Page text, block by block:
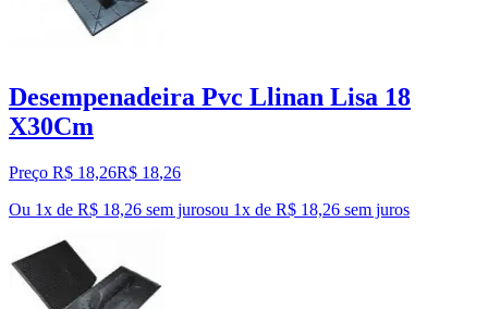
Desempenadeira Pvc Llinan Lisa 18
X30Cm
Preço R$ 18,26R$ 18,26
Ou 1x de R$ 18,26 sem jurosou 1x de R$ 18,26 sem juros